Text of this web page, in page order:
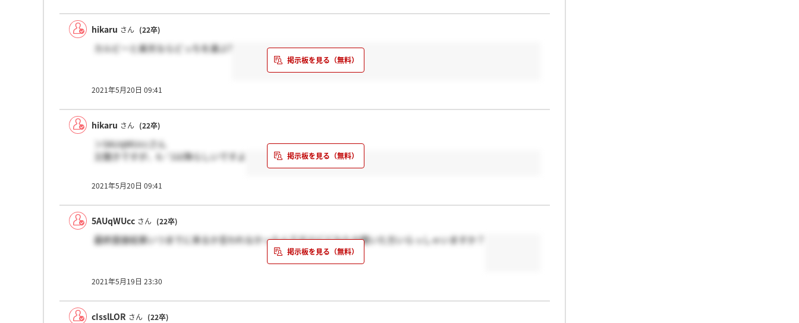
hikaru さん (22卒)
カルビーと楽天ならどっちを選ぶ?
2021年5月20日 09:41
hikaru さん (22卒)
＞5AUqWUccさん
又聞きですが、6／1以降らしいですよ
2021年5月20日 09:41
5AUqWUcc さん (22卒)
最終面接結果いつまでに来るか言われなかったんですけどどなたか聞いた方いらっしゃいますか？
2021年5月19日 23:30
cIsslLOR さん (22卒)